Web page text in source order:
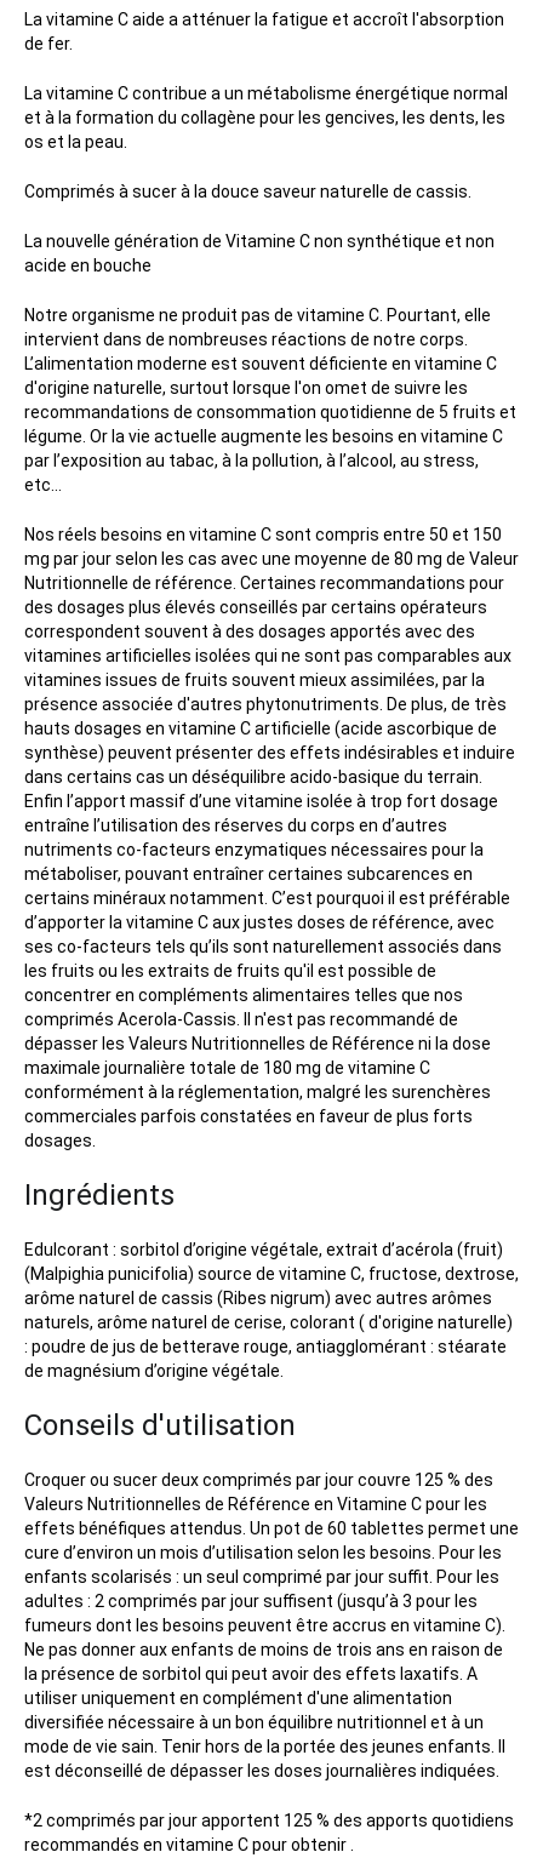
La vitamine C aide a atténuer la fatigue et accroît l'absorption
de fer.
La vitamine C contribue a un métabolisme énergétique normal
et à la formation du collagène pour les gencives, les dents, les
os et la peau.
Comprimés à sucer à la douce saveur naturelle de cassis.
La nouvelle génération de Vitamine C non synthétique et non
acide en bouche
Notre organisme ne produit pas de vitamine C. Pourtant, elle
intervient dans de nombreuses réactions de notre corps.
L’alimentation moderne est souvent déficiente en vitamine C
d'origine naturelle, surtout lorsque l'on omet de suivre les
recommandations de consommation quotidienne de 5 fruits et
légume. Or la vie actuelle augmente les besoins en vitamine C
par l’exposition au tabac, à la pollution, à l’alcool, au stress,
etc...
Nos réels besoins en vitamine C sont compris entre 50 et 150
mg par jour selon les cas avec une moyenne de 80 mg de Valeur
Nutritionnelle de référence. Certaines recommandations pour
des dosages plus élevés conseillés par certains opérateurs
correspondent souvent à des dosages apportés avec des
vitamines artificielles isolées qui ne sont pas comparables aux
vitamines issues de fruits souvent mieux assimilées, par la
présence associée d'autres phytonutriments. De plus, de très
hauts dosages en vitamine C artificielle (acide ascorbique de
synthèse) peuvent présenter des effets indésirables et induire
dans certains cas un déséquilibre acido-basique du terrain.
Enfin l’apport massif d’une vitamine isolée à trop fort dosage
entraîne l’utilisation des réserves du corps en d’autres
nutriments co-facteurs enzymatiques nécessaires pour la
métaboliser, pouvant entraîner certaines subcarences en
certains minéraux notamment. C’est pourquoi il est préférable
d’apporter la vitamine C aux justes doses de référence, avec
ses co-facteurs tels qu’ils sont naturellement associés dans
les fruits ou les extraits de fruits qu'il est possible de
concentrer en compléments alimentaires telles que nos
comprimés Acerola-Cassis. Il n'est pas recommandé de
dépasser les Valeurs Nutritionnelles de Référence ni la dose
maximale journalière totale de 180 mg de vitamine C
conformément à la réglementation, malgré les surenchères
commerciales parfois constatées en faveur de plus forts
dosages.
Ingrédients
Edulcorant : sorbitol d’origine végétale, extrait d’acérola (fruit)
(Malpighia punicifolia) source de vitamine C, fructose, dextrose,
arôme naturel de cassis (Ribes nigrum) avec autres arômes
naturels, arôme naturel de cerise, colorant ( d'origine naturelle)
: poudre de jus de betterave rouge, antiagglomérant : stéarate
de magnésium d’origine végétale.
Conseils d'utilisation
Croquer ou sucer deux comprimés par jour couvre 125 % des
Valeurs Nutritionnelles de Référence en Vitamine C pour les
effets bénéfiques attendus. Un pot de 60 tablettes permet une
cure d’environ un mois d’utilisation selon les besoins. Pour les
enfants scolarisés : un seul comprimé par jour suffit. Pour les
adultes : 2 comprimés par jour suffisent (jusqu’à 3 pour les
fumeurs dont les besoins peuvent être accrus en vitamine C).
Ne pas donner aux enfants de moins de trois ans en raison de
la présence de sorbitol qui peut avoir des effets laxatifs. A
utiliser uniquement en complément d'une alimentation
diversifiée nécessaire à un bon équilibre nutritionnel et à un
mode de vie sain. Tenir hors de la portée des jeunes enfants. Il
est déconseillé de dépasser les doses journalières indiquées.
*2 comprimés par jour apportent 125 % des apports quotidiens
recommandés en vitamine C pour obtenir .